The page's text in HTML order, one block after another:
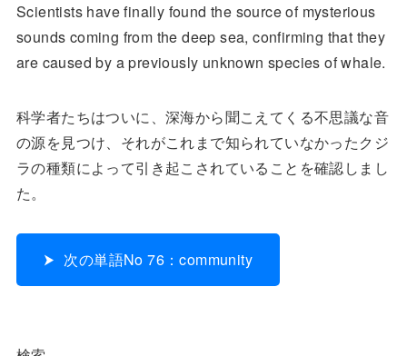
Scientists have finally found the source of mysterious
sounds coming from the deep sea, confirming that they
are caused by a previously unknown species of whale.
科学者たちはついに、深海から聞こえてくる不思議な音
の源を見つけ、それがこれまで知られていなかったクジ
ラの種類によって引き起こされていることを確認しまし
た。
次の単語No 76：community